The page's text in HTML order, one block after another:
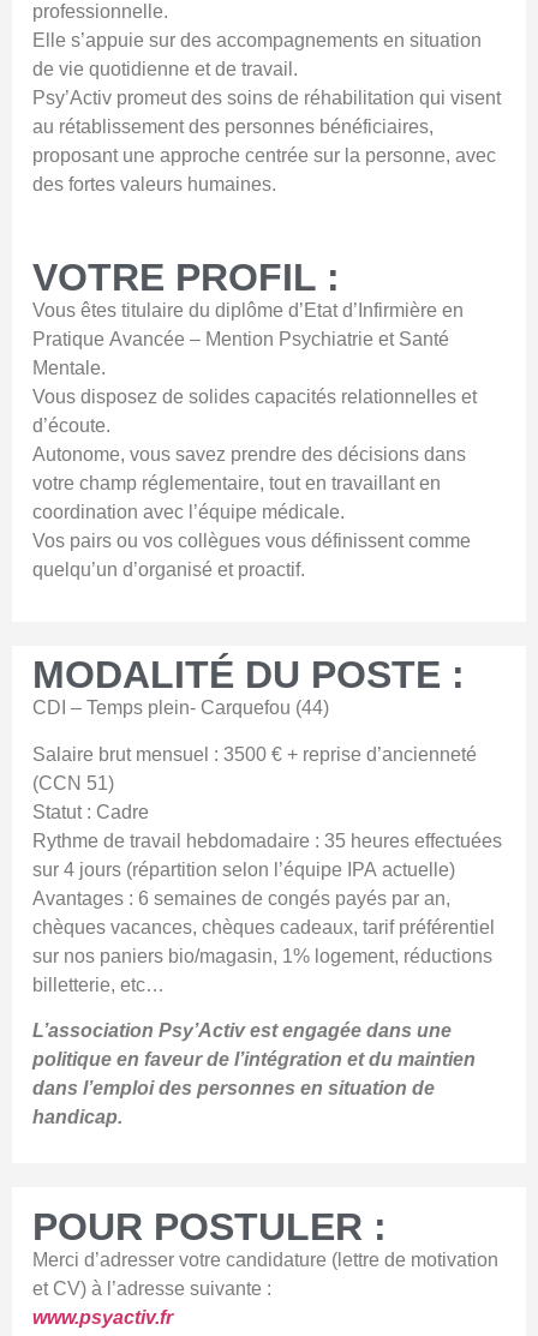
professionnelle.
Elle s’appuie sur des accompagnements en situation
de vie quotidienne et de travail.
Psy’Activ promeut des soins de réhabilitation qui visent
au rétablissement des personnes bénéficiaires,
proposant une approche centrée sur la personne, avec
des fortes valeurs humaines.
VOTRE PROFIL :
Vous êtes titulaire du diplôme d’Etat d’Infirmière en
Pratique Avancée – Mention Psychiatrie et Santé
Mentale.
Vous disposez de solides capacités relationnelles et
d’écoute.
Autonome, vous savez prendre des décisions dans
votre champ réglementaire, tout en travaillant en
coordination avec l’équipe médicale.
Vos pairs ou vos collègues vous définissent comme
quelqu’un d’organisé et proactif.
MODALITÉ DU POSTE :
CDI – Temps plein- Carquefou (44)
Salaire brut mensuel : 3500 € + reprise d’ancienneté
(CCN 51)
Statut : Cadre
Rythme de travail hebdomadaire : 35 heures effectuées
sur 4 jours (répartition selon l’équipe IPA actuelle)
Avantages : 6 semaines de congés payés par an,
chèques vacances, chèques cadeaux, tarif préférentiel
sur nos paniers bio/magasin, 1% logement, réductions
billetterie, etc…
L’association Psy’Activ est engagée dans une
politique en faveur de l’intégration et du maintien
dans l’emploi des personnes en situation de
handicap.
POUR POSTULER :
Merci d’adresser votre candidature (lettre de motivation
et CV) à l’adresse suivante :
www.psyactiv.fr